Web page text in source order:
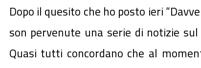
Dopo il quesito che ho posto ieri
son pervenute una serie di notizie
Quasi tutti concordano che al